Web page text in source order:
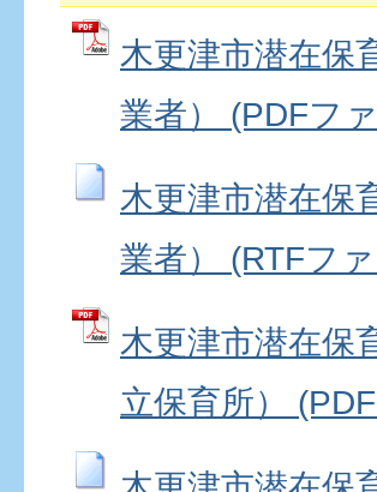
木更津市潜在保
業者） (PDFフ
木更津市潜在保
業者） (RTFフ
木更津市潜在保
立保育所）